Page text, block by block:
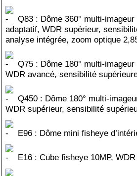
Q83 : Dôme 360° multi-
adaptatif, WDR supérieur,
analyse intégrée, zoom optique
Q75 : Dôme 180° multi-
WDR avancé, sensibilité
Q450 : Dôme 180° multi-
WDR supérieur, sensibilité
E96 : Dôme mini fisheye
E16 : Cube fisheye 10MP,